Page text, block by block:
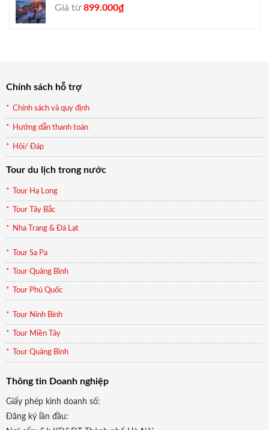
Giá từGiá
899.000₫Giá
Chính sách hỗ trợ
Chính sách và quy định
Hướng dẫn thanh toán
Hỏi/ Đáp
Tour du lịch trong nước
Tour Hạ Long
Tour Tây Bắc
Nha Trang & Đà Lạt
Tour Sa Pa
Tour Quảng Bình
Tour Phú Quốc
Tour Ninh Bình
Tour Miền Tây
Tour Quảng Bình
Thông tin Doanh nghiệp
Giấy phép kinh doanh số:
Đăng ký lần đầu: